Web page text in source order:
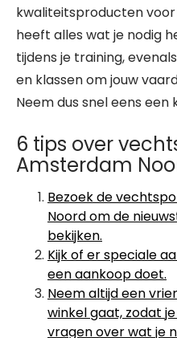
kwaliteitsproducten
heeft alles wat je nodig
tijdens je training,
en klassen om jouw
Neem dus snel eens een
6 tips over
Amsterdam
Bezoek de
Noord om de
bekijken.
Kijk of er speciale
een aankoop doet.
Neem altijd een
winkel gaat, zodat
vragen over wat je